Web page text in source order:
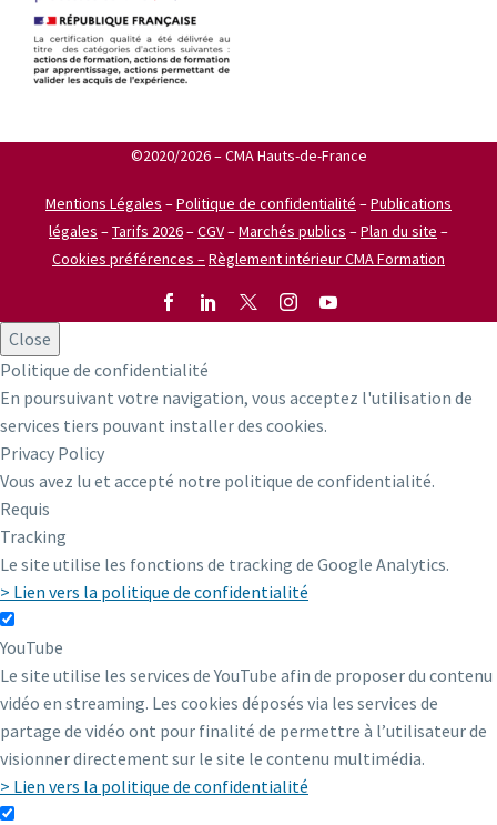
©2020/2026 – CMA Hauts-de-France
Mentions Légales –Politique de confidentialité –Publications
légales –Tarifs 2026–CGV–Marchés publics –Plan du site –
Cookies préférences –Règlement intérieur CMA Formation
Close
Politique de confidentialité
En poursuivant votre navigation, vous acceptez l'utilisation de
services tiers pouvant installer des cookies.
Privacy Policy
Vous avez lu et accepté notre politique de confidentialité.
Requis
Tracking
Le site utilise les fonctions de tracking de Google Analytics.
> Lien vers la politique de confidentialité
YouTube
Le site utilise les services de YouTube afin de proposer du contenu
vidéo en streaming. Les cookies déposés via les services de
partage de vidéo ont pour finalité de permettre à l’utilisateur de
visionner directement sur le site le contenu multimédia.
> Lien vers la politique de confidentialité